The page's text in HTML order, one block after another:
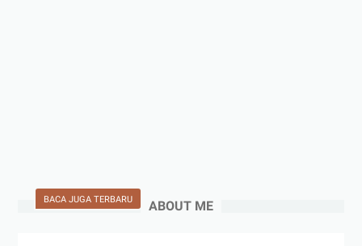
BACA JUGA TERBARU ABOUT ME